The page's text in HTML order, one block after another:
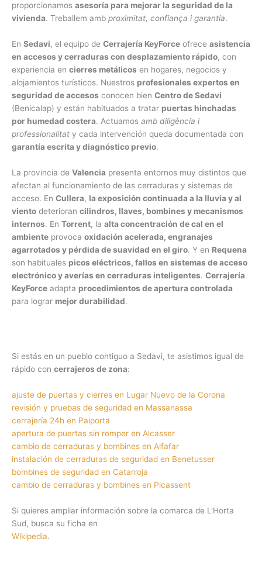
proporcionamos asesoría para mejorar la seguridad de la
vivienda. Treballem amb proximitat, confiança i garantia.
En Sedavi, el equipo de Cerrajería KeyForce ofrece asistencia
en accesos y cerraduras con desplazamiento rápido, con
experiencia en cierres metálicos en hogares, negocios y
alojamientos turísticos. Nuestros profesionales expertos en
seguridad de accesos conocen bien Centro de Sedavi
(Benicalap) y están habituados a tratar puertas hinchadas
por humedad costera. Actuamos amb diligència i
professionalitat y cada intervención queda documentada con
garantía escrita y diagnóstico previo.
La provincia de Valencia presenta entornos muy distintos que
afectan al funcionamiento de las cerraduras y sistemas de
acceso. En Cullera, la exposición continuada a la lluvia y al
viento deterioran cilindros, llaves, bombines y mecanismos
internos. En Torrent, la alta concentración de cal en el
ambiente provoca oxidación acelerada, engranajes
agarrotados y pérdida de suavidad en el giro. Y en Requena
son habituales picos eléctricos, fallos en sistemas de acceso
electrónico y averías en cerraduras inteligentes. Cerrajería
KeyForce adapta procedimientos de apertura controlada
para lograr mejor durabilidad.
Si estás en un pueblo contiguo a Sedavi, te asistimos igual de
rápido con cerrajeros de zona:
ajuste de puertas y cierres en Lugar Nuevo de la Corona
revisión y pruebas de seguridad en Massanassa
cerrajería 24h en Paiporta
apertura de puertas sin romper en Alcasser
cambio de cerraduras y bombines en Alfafar
instalación de cerraduras de seguridad en Benetusser
bombines de seguridad en Catarroja
cambio de cerraduras y bombines en Picassent
Si quieres ampliar información sobre la comarca de L’Horta
Sud, busca su ficha en
Wikipedia.